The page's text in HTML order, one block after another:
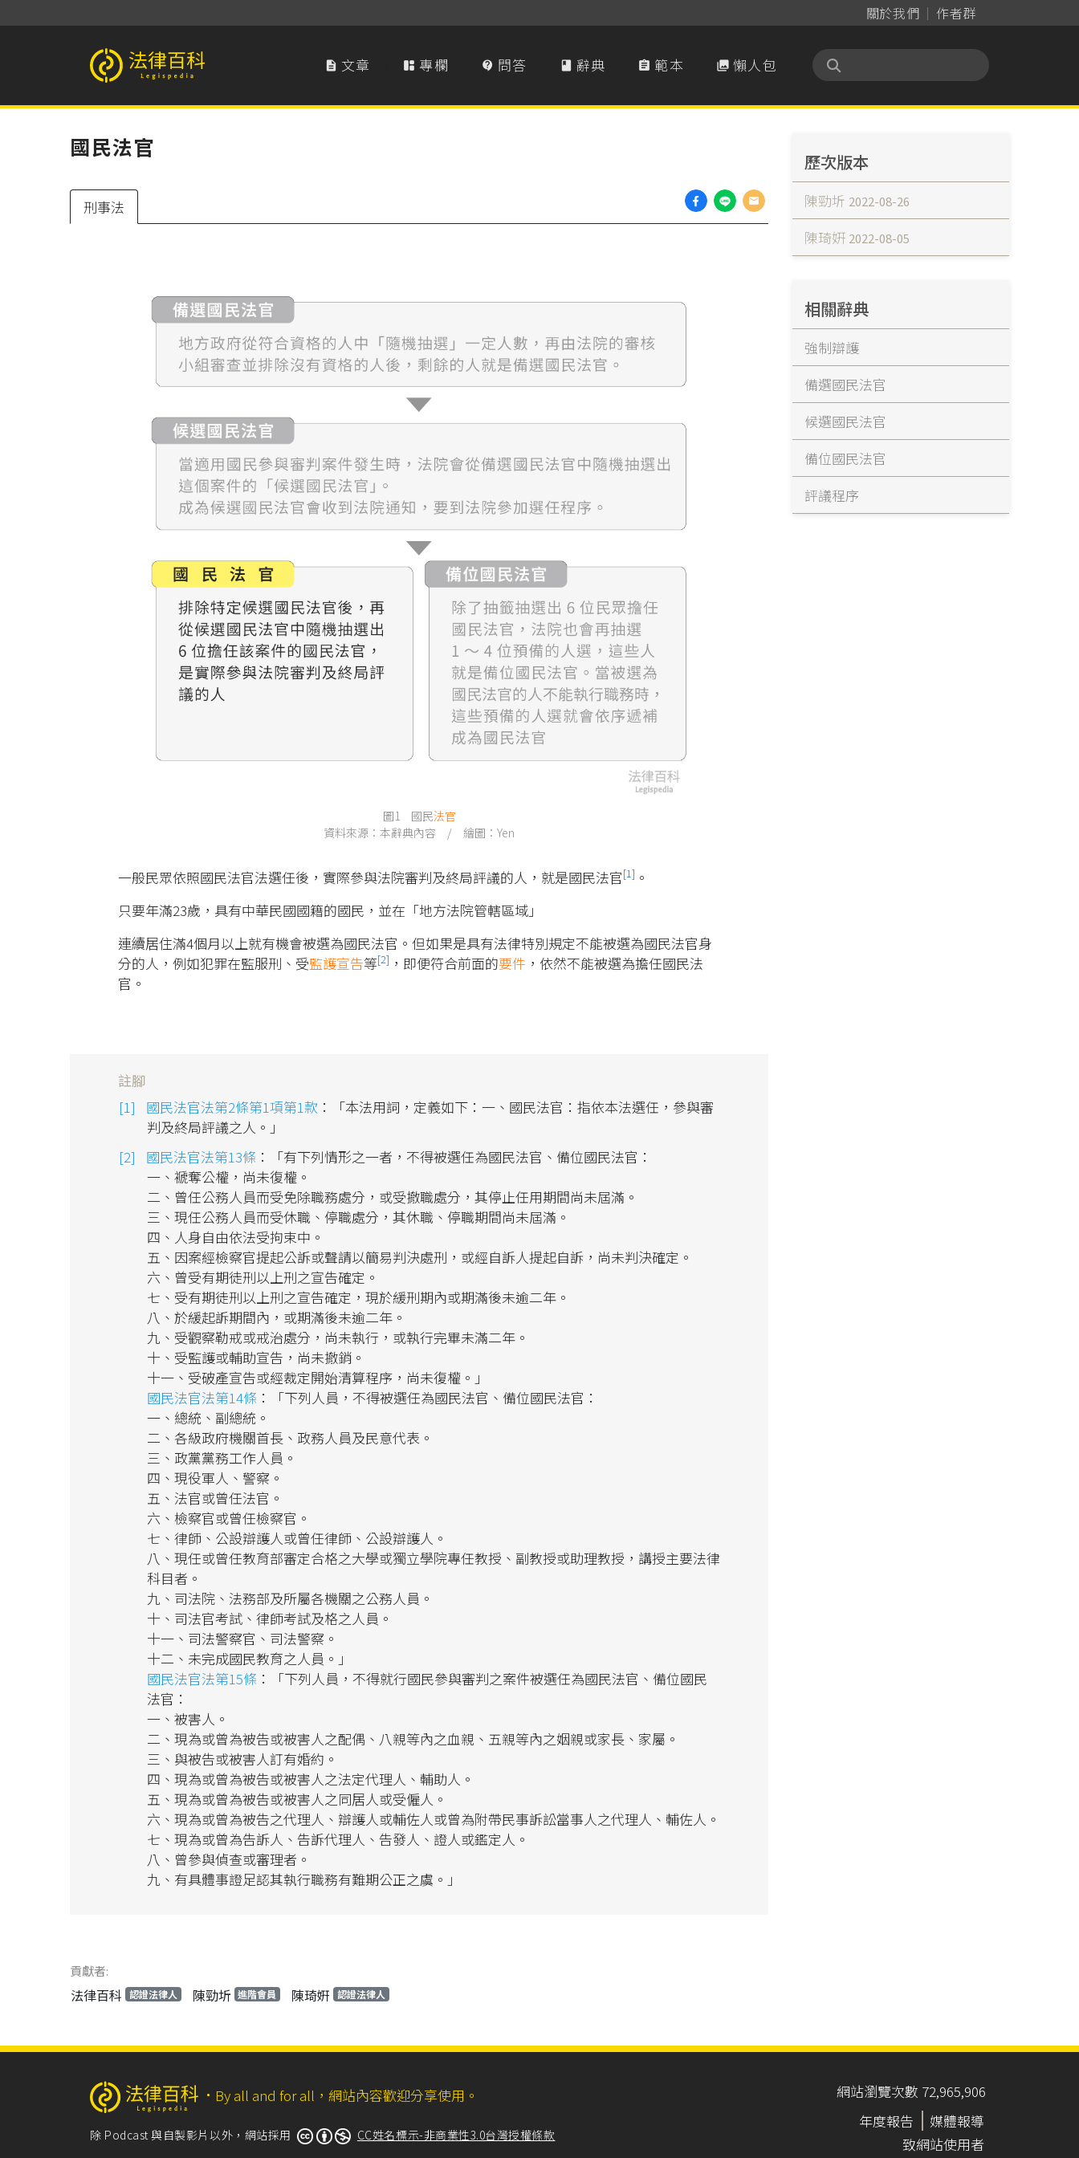
關於我們 作者群
法律百科 Legispedia  文章  專欄  問答  辭典  範本  懶人包
國民法官
刑事法
圖1 國民法官
資料來源：本辭典內容 / 繪圖：Yen
一般民眾依照國民法官法選任後，實際參與法院審判及終局評議的人，就是國民法官[1] 。
只要年滿23歲，具有中華民國國籍的國民，並在「地方法院管轄區域」
連續居住滿4個月以上就有機會被選為國民法官。但如果是具有法律特別規定不能被選為國民法官身
分的人，例如犯罪在監服刑、受監護宣告等[2] ，即便符合前面的要件 ，依然不能被選為擔任國民法
官。
註腳
國民法官法第2條第1項第1款 ：「本法用詞，定義如下：一、國民法官：指依本法選任，參與審
判及終局評議之人。」
國民法官法第13條 ：「有下列情形之一者，不得被選任為國民法官、備位國民法官：
一、褫奪公權，尚未復權。
二、曾任公務人員而受免除職務處分，或受撤職處分，其停止任用期間尚未屆滿。
三、現任公務人員而受休職、停職處分，其休職、停職期間尚未屆滿。
四、人身自由依法受拘束中。
五、因案經檢察官提起公訴或聲請以簡易判決處刑，或經自訴人提起自訴，尚未判決確定。
六、曾受有期徒刑以上刑之宣告確定。
七、受有期徒刑以上刑之宣告確定，現於緩刑期內或期滿後未逾二年。
八、於緩起訴期間內，或期滿後未逾二年。
九、受觀察勒戒或戒治處分，尚未執行，或執行完畢未滿二年。
十、受監護或輔助宣告，尚未撤銷。
十一、受破產宣告或經裁定開始清算程序，尚未復權。」
國民法官法第14條 ：「下列人員，不得被選任為國民法官、備位國民法官：
一、總統、副總統。
二、各級政府機關首長、政務人員及民意代表。
三、政黨黨務工作人員。
四、現役軍人、警察。
五、法官或曾任法官。
六、檢察官或曾任檢察官。
七、律師、公設辯護人或曾任律師、公設辯護人。
八、現任或曾任教育部審定合格之大學或獨立學院專任教授、副教授或助理教授，講授主要法律
科目者。
九、司法院、法務部及所屬各機關之公務人員。
十、司法官考試、律師考試及格之人員。
十一、司法警察官、司法警察。
十二、未完成國民教育之人員。」
國民法官法第15條 ：「下列人員，不得就行國民參與審判之案件被選任為國民法官、備位國民
法官：
一、被害人。
二、現為或曾為被告或被害人之配偶、八親等內之血親、五親等內之姻親或家長、家屬。
三、與被告或被害人訂有婚約。
四、現為或曾為被告或被害人之法定代理人、輔助人。
五、現為或曾為被告或被害人之同居人或受僱人。
六、現為或曾為被告之代理人、辯護人或輔佐人或曾為附帶民事訴訟當事人之代理人、輔佐人。
七、現為或曾為告訴人、告訴代理人、告發人、證人或鑑定人。
八、曾參與偵查或審理者。
九、有具體事證足認其執行職務有難期公正之虞。」
貢獻者:
法律百科 認證法律人 陳勁圻 進階會員 陳琦姸 認證法律人
歷次版本
陳勁圻 2022-08-26
陳琦姸 2022-08-05
相關辭典
強制辯護
備選國民法官
候選國民法官
備位國民法官
評議程序
‧ By all and for all，網站內容歡迎分享使用。
除 Podcast 與自製影片以外，網站採用 CC姓名標示-非商業性3.0台灣授權條款
網站瀏覽次數 72,965,906
年度報告
媒體報導
致網站使用者